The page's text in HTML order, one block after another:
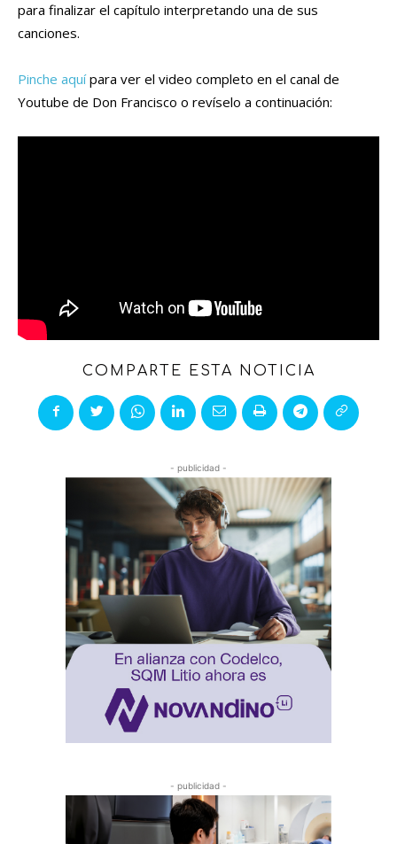
para finalizar el capítulo interpretando una de sus
canciones.
Pinche aquípara ver el video completo en el canal de
Youtube de Don Francisco o revíselo a continuación:
COMPARTE ESTA NOTICIA
- publicidad -
- publicidad -